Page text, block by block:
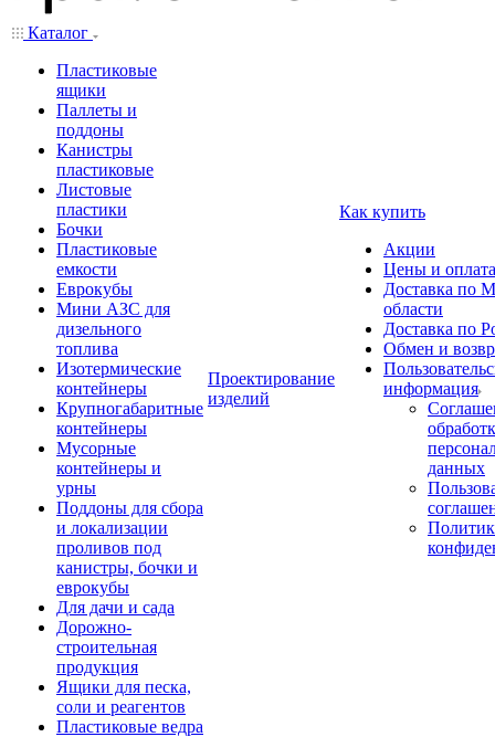
Каталог
Пластиковые
ящики
Паллеты и
поддоны
Канистры
пластиковые
Листовые
пластики
Бочки
Пластиковые
емкости
Еврокубы
Мини АЗС для
дизельного
топлива
Изотермические
контейнеры
Крупногабаритные
контейнеры
Мусорные
контейнеры и
урны
Поддоны для сбора
и локализации
проливов под
канистры, бочки и
еврокубы
Для дачи и сада
Дорожно-
строительная
продукция
Ящики для песка,
соли и реагентов
Пластиковые ведра
Проектирование
изделий
Как купить
Акции
Цены и оплата
Доставка по
области
Доставка по
Обмен и
информация
данных